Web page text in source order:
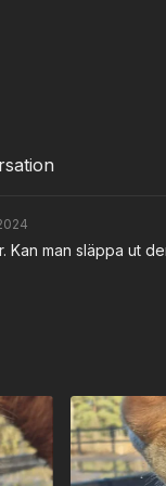
Kan man släppa ut